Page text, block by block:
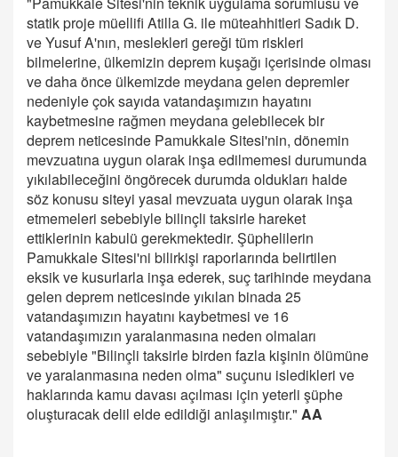
statik proje müellifi Atilla G. ile müteahhitleri Sadık D.
ve Yusuf A'nın, meslekleri gereği tüm riskleri
bilmelerine, ülkemizin deprem kuşağı içerisinde olması
ve daha önce ülkemizde meydana gelen depremler
nedeniyle çok sayıda vatandaşımızın hayatını
kaybetmesine rağmen meydana gelebilecek bir
deprem neticesinde Pamukkale Sitesi'nin, dönemin
mevzuatına uygun olarak inşa edilmemesi durumunda
yıkılabileceğini öngörecek durumda oldukları halde
söz konusu siteyi yasal mevzuata uygun olarak inşa
etmemeleri sebebiyle bilinçli taksirle hareket
ettiklerinin kabulü gerekmektedir. Şüphelilerin
Pamukkale Sitesi'ni bilirkişi raporlarında belirtilen
eksik ve kusurlarla inşa ederek, suç tarihinde meydana
gelen deprem neticesinde yıkılan binada 25
vatandaşımızın hayatını kaybetmesi ve 16
vatandaşımızın yaralanmasına neden olmaları
sebebiyle "Bilinçli taksirle birden fazla kişinin ölümüne
ve yaralanmasına neden olma" suçunu isledikleri ve
haklarında kamu davası açılması için yeterli şüphe
oluşturacak delil elde edildiği anlaşılmıştır." AA